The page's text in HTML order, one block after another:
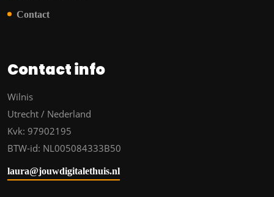
Contact
Contact info
Wilnis
Utrecht / Nederland
Kvk: 97902195
BTW-id: NL005084333B50
laura@jouwdigitalethuis.nl